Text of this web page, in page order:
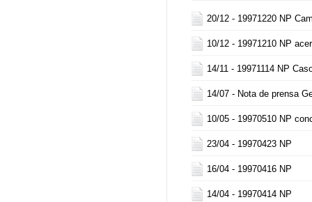
20/12 - 19971220 NP
10/12 - 19971210 NP
14/11 - 19971114 NP
14/07 - Nota de prensa
10/05 - 19970510 NP
23/04 - 19970423 NP
16/04 - 19970416 NP
14/04 - 19970414 NP